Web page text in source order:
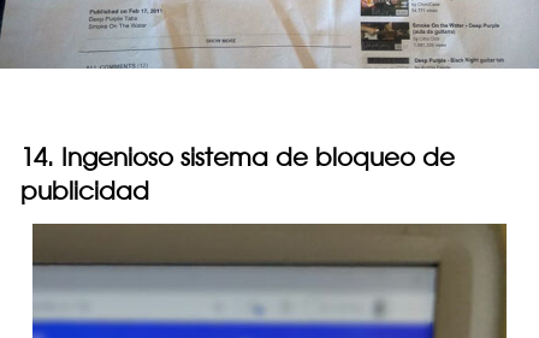
14. Ingenioso sistema de bloqueo de
publicidad